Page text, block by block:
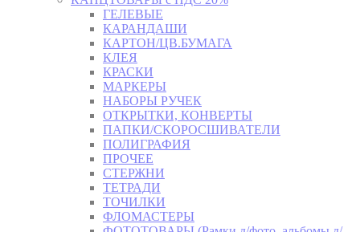
ГЕЛЕВЫЕ
КАРАНДАШИ
КАРТОН/ЦВ.БУМАГА
КЛЕЯ
КРАСКИ
МАРКЕРЫ
НАБОРЫ РУЧЕК
ОТКРЫТКИ, КОНВЕРТЫ
ПАПКИ/СКОРОСШИВАТЕЛИ
ПОЛИГРАФИЯ
ПРОЧЕЕ
СТЕРЖНИ
ТЕТРАДИ
ТОЧИЛКИ
ФЛОМАСТЕРЫ